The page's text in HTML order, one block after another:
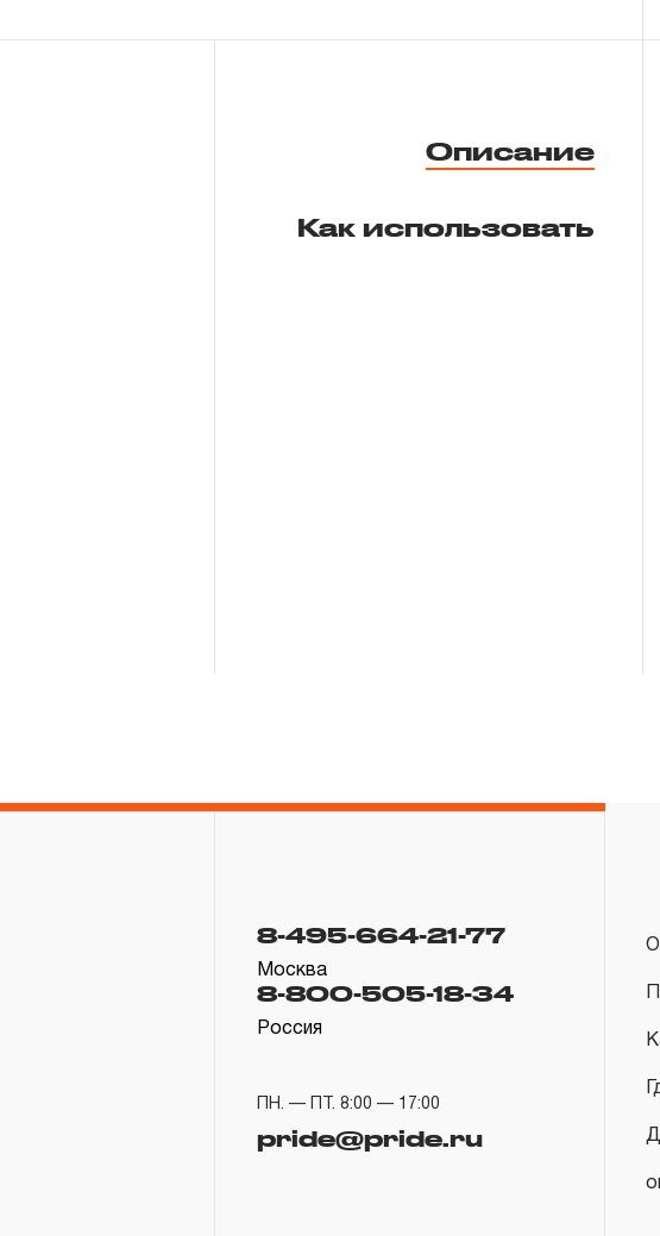
Описание
Как использовать
8-495-664-21-77
Москва
8-800-505-18-34
Россия
ПН. — ПТ. 8:00 — 17:00
pride@pride.ru
О